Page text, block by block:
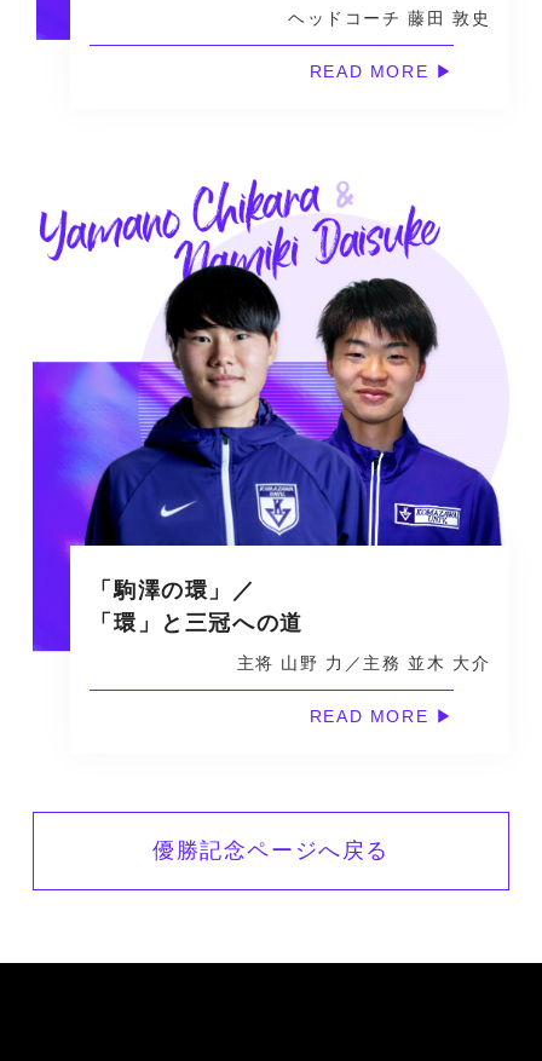
ヘッドコーチ 藤田 敦史
「駒澤の環」／
「環」と三冠への道
主将 山野 力／主務 並木 大介
優勝記念ページへ戻る